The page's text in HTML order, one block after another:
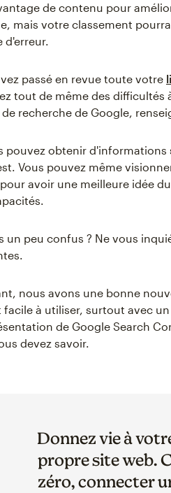
de contenu pour
mais votre classement
d'erreur.
passé en revue toute votre
tout de même des difficultés
recherche de Google,
pouvez obtenir
Vous pouvez même
avoir une meilleure idée
un peu confus ? Ne vous
nous avons une bonne
à utiliser, surtout avec
de Google Search
devez savoir.
Donnez vie à
propre site web.
zéro, connecter